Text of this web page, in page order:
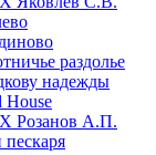
раздолье
надежды
Hоusе
Розанов А.П.
пескаря